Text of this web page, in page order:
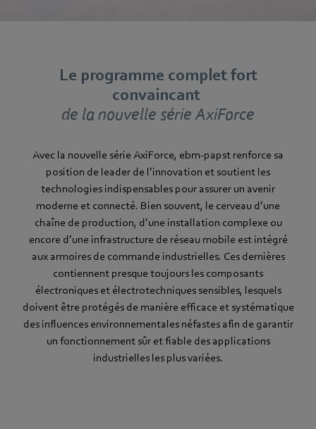
Le programme complet fort
convaincant
de la nouvelle série AxiForce
Avec la nouvelle série AxiForce, ebm-papst renforce sa
position de leader de l’innovation et soutient les
technologies indispensables pour assurer un avenir
moderne et connecté. Bien souvent, le cerveau d’une
chaîne de production, d’une installation complexe ou
encore d’une infrastructure de réseau mobile est intégré
aux armoires de commande industrielles. Ces dernières
contiennent presque toujours les composants
électroniques et électrotechniques sensibles, lesquels
doivent être protégés de manière efficace et systématique
des influences environnementales néfastes afin de garantir
un fonctionnement sûr et fiable des applications
industrielles les plus variées.